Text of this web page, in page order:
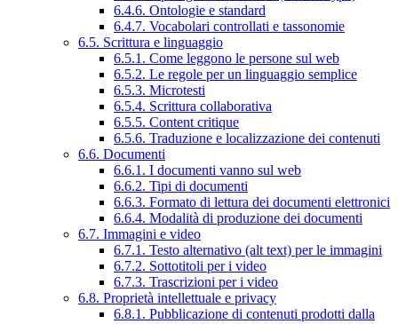
6.4.6. Ontologie e standard
6.4.7. Vocabolari controllati e tassonomie
6.5. Scrittura e linguaggio
6.5.1. Come leggono le persone sul web
6.5.2. Le regole per un linguaggio semplice
6.5.3. Microtesti
6.5.4. Scrittura collaborativa
6.5.5. Content critique
6.5.6. Traduzione e localizzazione dei contenuti
6.6. Documenti
6.6.1. I documenti vanno sul web
6.6.2. Tipi di documenti
6.6.3. Formato di lettura dei documenti elettronici
6.6.4. Modalità di produzione dei documenti
6.7. Immagini e video
6.7.1. Testo alternativo (alt text) per le immagini
6.7.2. Sottotitoli per i video
6.7.3. Trascrizioni per i video
6.8. Proprietà intellettuale e privacy
6.8.1. Pubblicazione di contenuti prodotti dalla